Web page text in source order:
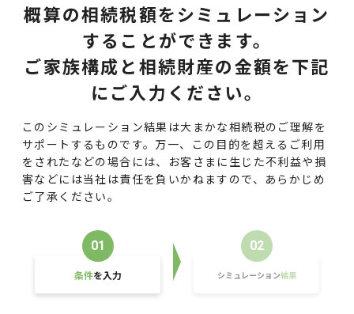
概算の相続税額をシミュレーション
することができます。
ご家族構成と相続財産の金額を下記
にご入力ください。
このシミュレーション結果は大まかな相続税のご理解を
サポートするものです。万一、この目的を超えるご利用
を されたなどの場合には、お客さまに生じた不利益や損
害などには当社は責任を負いかねますので、 あらかじめ
ご了承ください。
01
条件を入力
02
シミュレーション結果